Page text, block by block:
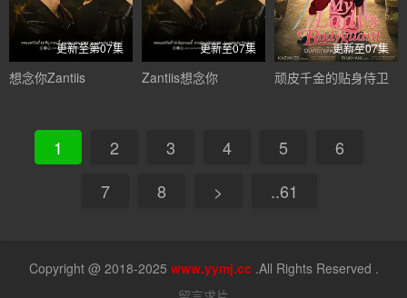
更新至第07集
想念你Zantiis
更新至07集
Zantiis想念你
更新至07集
顽皮千金的贴身侍卫
1 2 3 4 5
6
7
8 > ..61
Copyright @ 2018-2025 www.yymj.cc.All Rights Reserved .